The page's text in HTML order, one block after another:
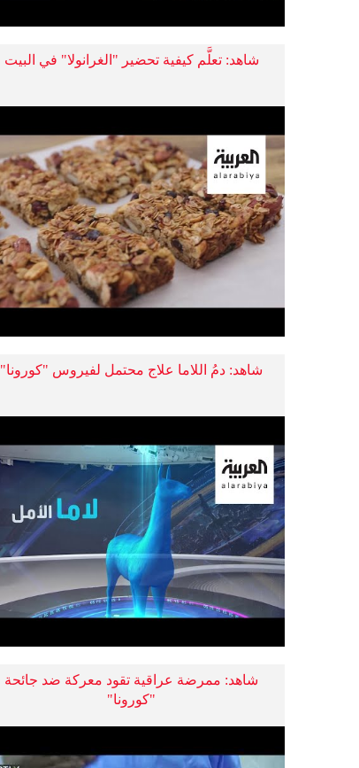
شاهد: تعلَّم كيفية تحضير "الغرانولا" في البيت
شاهد: دمُ اللاما علاج محتمل لفيروس "كورونا"
شاهد: ممرضة عراقية تقود معركة ضد جائحة
"كورونا"